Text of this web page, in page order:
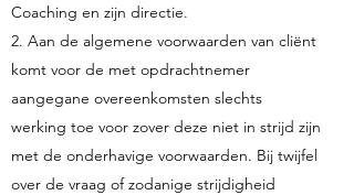
Coaching en zijn directie.
2. Aan de algemene voorwaarden van cliënt
komt voor de met opdrachtnemer
aangegane overeenkomsten slechts
werking toe voor zover deze niet in strijd zijn
met de onderhavige voorwaarden. Bij twijfel
over de vraag of zodanige strijdigheid